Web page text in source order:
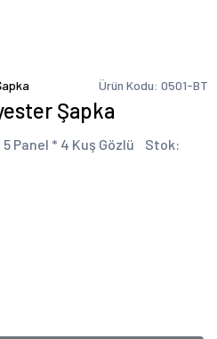
Ürün Kodu: 0501-BT
Şapka
Panel * 4 Kuş Gözlü Stok: